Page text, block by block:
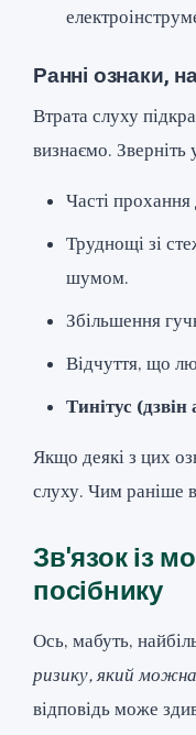
Ранні ознаки,
Втрата слуху
визнаємо. Зверніть
Часті
Труднощі зі
шумом.
Збільшення
Відчуття, що
Тинітус
Якщо деякі з цих
слуху. Чим раніше
Зв'язок із
посібнику
Ось, мабуть,
ризику, який
відповідь може